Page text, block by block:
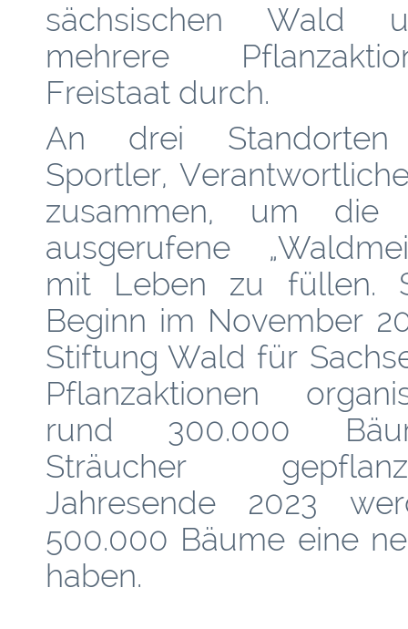
sächsischen Wald
mehrere
Freistaat durch.
An drei Standorten
Sportler,
zusammen, um
ausgerufene
mit Leben zu füllen.
Beginn im November
Stiftung Wald für
Pflanzaktionen
rund 300.000
Sträucher
Jahresende 2023
500.000 Bäume eine
haben.